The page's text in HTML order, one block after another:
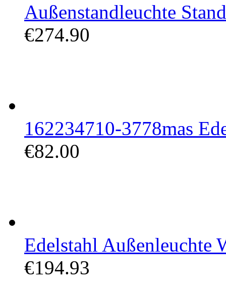
Außenstandleuchte
€274.90
162234710-3778mas
€82.00
Edelstahl Außenleuchte
€194.93